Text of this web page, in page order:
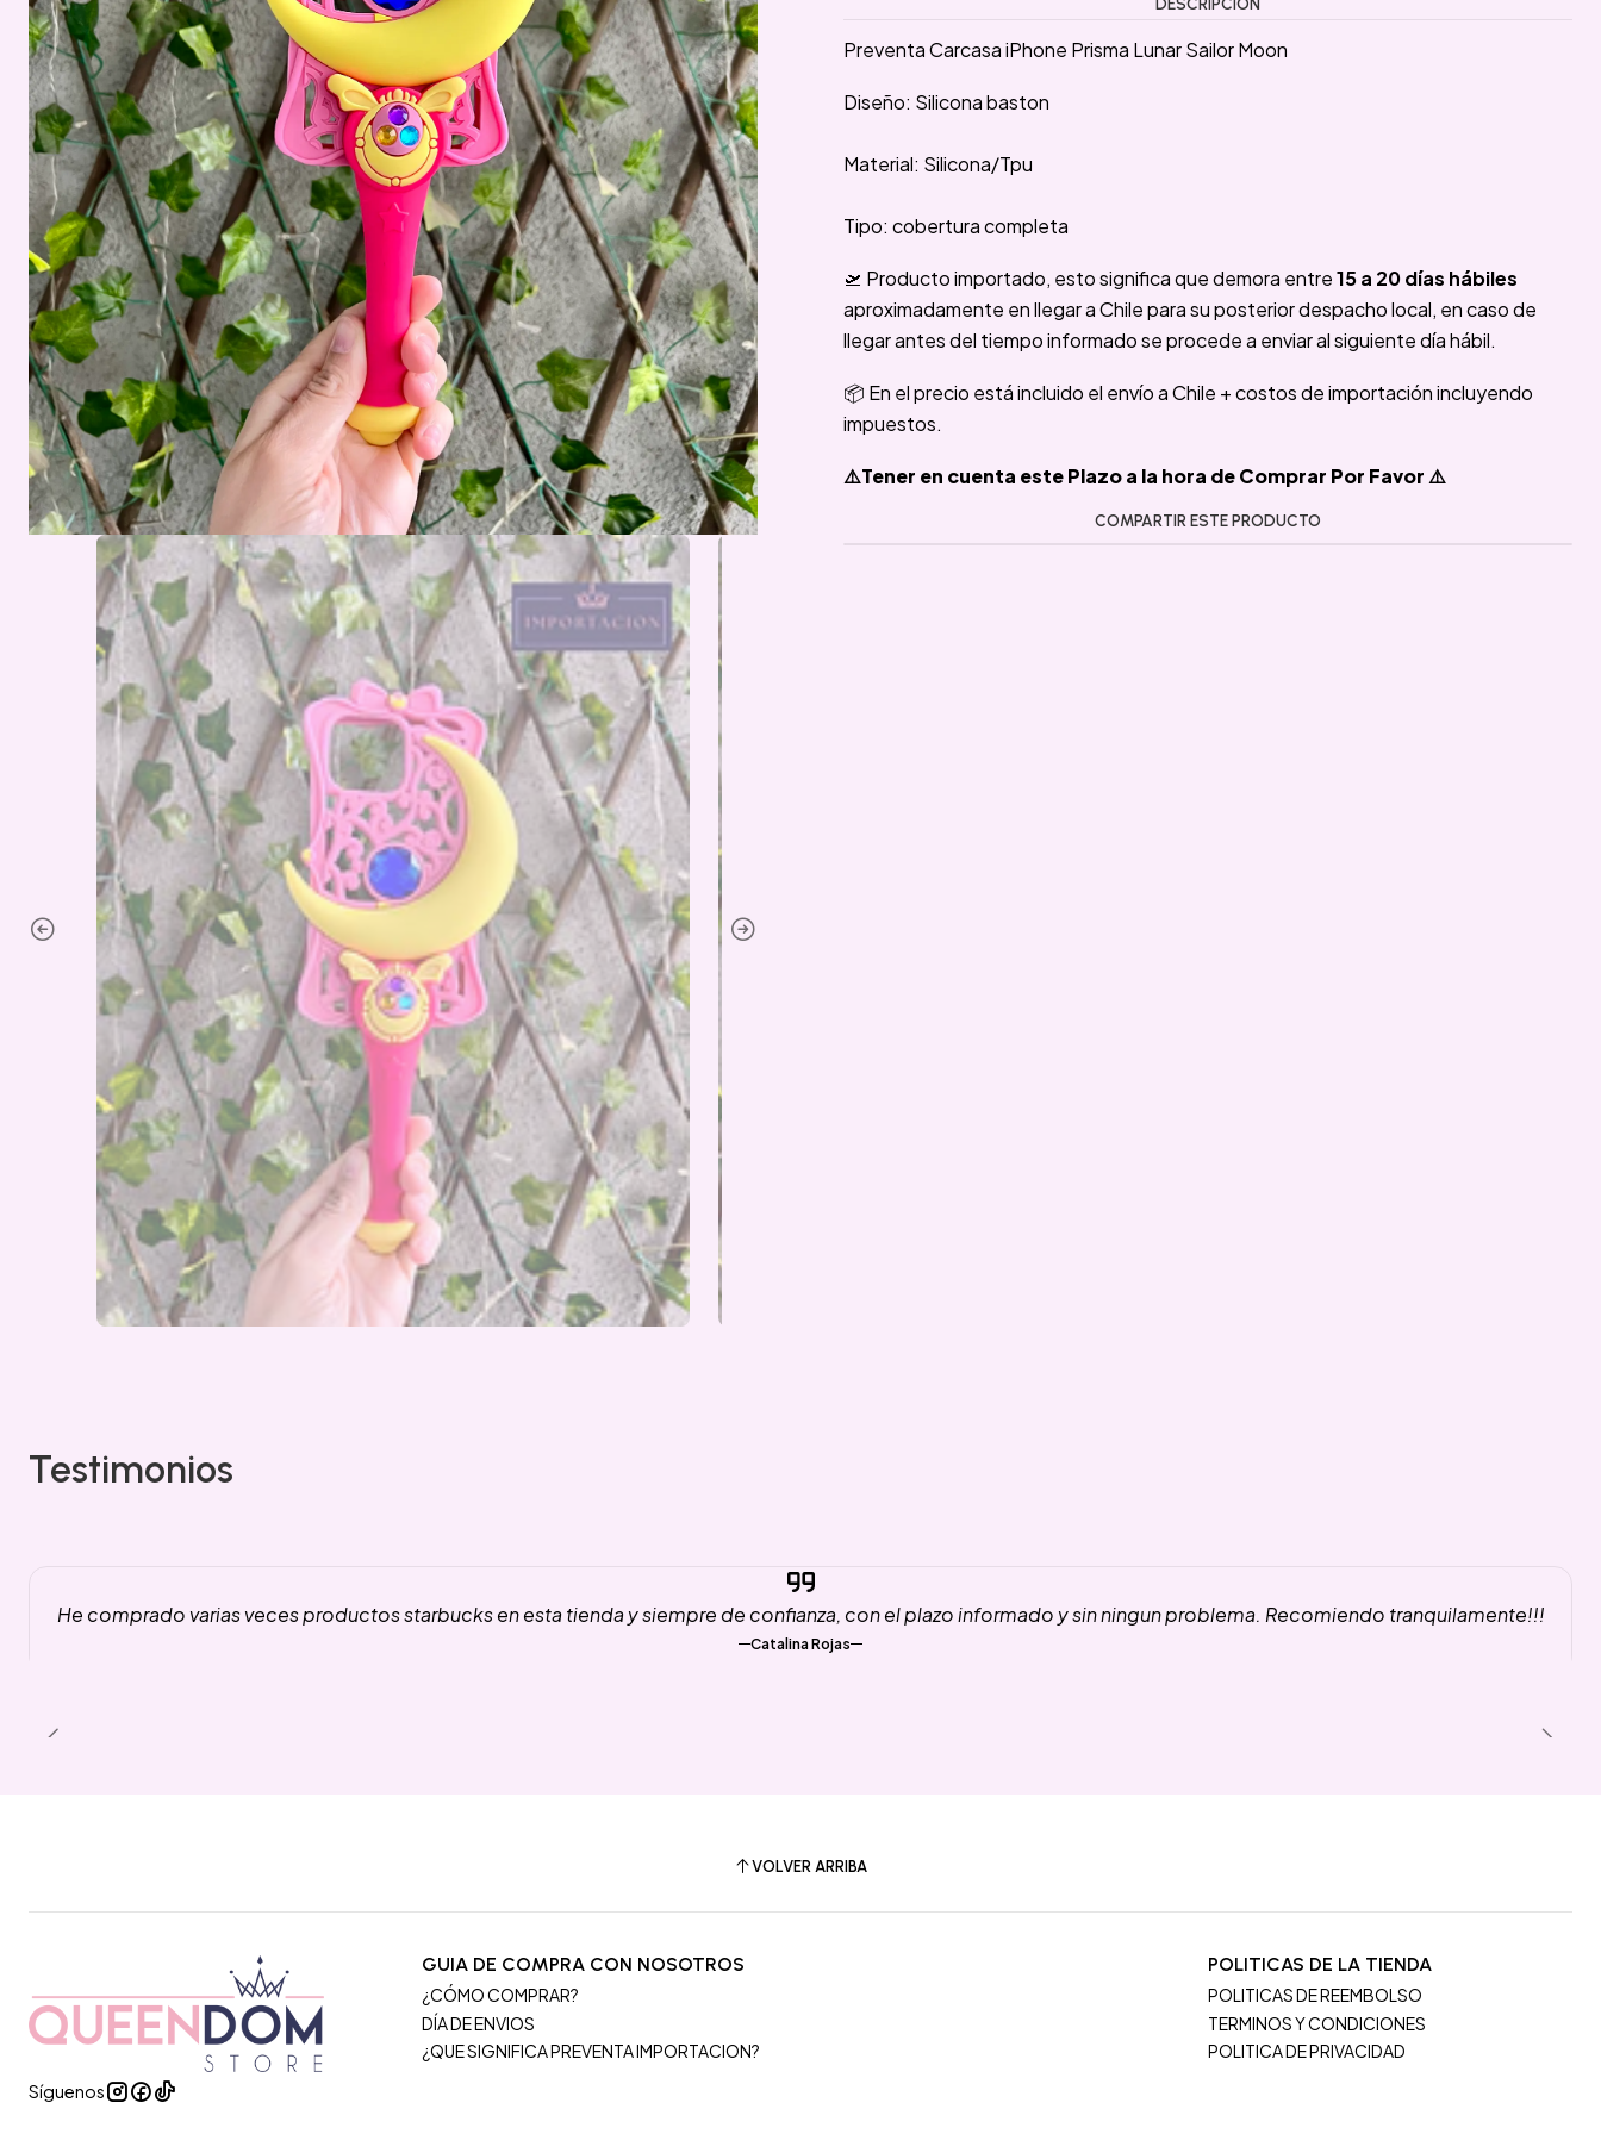
Preventa Carcasa iPhone Prisma Lunar Sailor Moon
Diseño: Silicona baston
Material: Silicona/Tpu
Tipo: cobertura completa
🛫 Producto importado, esto significa que demora entre15 a 20 días hábiles
aproximadamente en llegar a Chile para su posterior despacho local, en caso de
llegar antes del tiempo informado se procede a enviar al siguiente día hábil.
📦 En el precio está incluido el envío a Chile + costos de importación incluyendo
impuestos.
⚠️Tener en cuenta este Plazo a la hora de Comprar Por Favor ⚠️
COMPARTIR ESTE PRODUCTO
Testimonios
He comprado varias veces productos starbucks en esta tienda y siempre de confianza, con el plazo informado y sin ningun problema. Recomiendo tranquilamente!!!
Catalina Rojas
VOLVER ARRIBA
Síguenos
GUIA DE COMPRA CON NOSOTROS
¿CÓMO COMPRAR?
DÍA DE ENVIOS
¿QUE SIGNIFICA PREVENTA IMPORTACION?
POLITICAS DE LA TIENDA
POLITICAS DE REEMBOLSO
TERMINOS Y CONDICIONES
POLITICA DE PRIVACIDAD